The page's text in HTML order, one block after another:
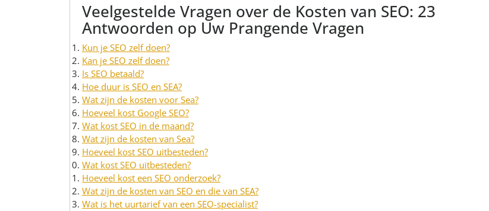
Veelgestelde Vragen over de Kosten van SEO: 23
Antwoorden op Uw Prangende Vragen
Kun je SEO zelf doen?
Kan je SEO zelf doen?
Is SEO betaald?
Hoe duur is SEO en SEA?
Wat zijn de kosten voor Sea?
Hoeveel kost Google SEO?
Wat kost SEO in de maand?
Wat zijn de kosten van Sea?
Hoeveel kost SEO uitbesteden?
Wat kost SEO uitbesteden?
Hoeveel kost een SEO onderzoek?
Wat zijn de kosten van SEO en die van SEA?
Wat is het uurtarief van een SEO-specialist?